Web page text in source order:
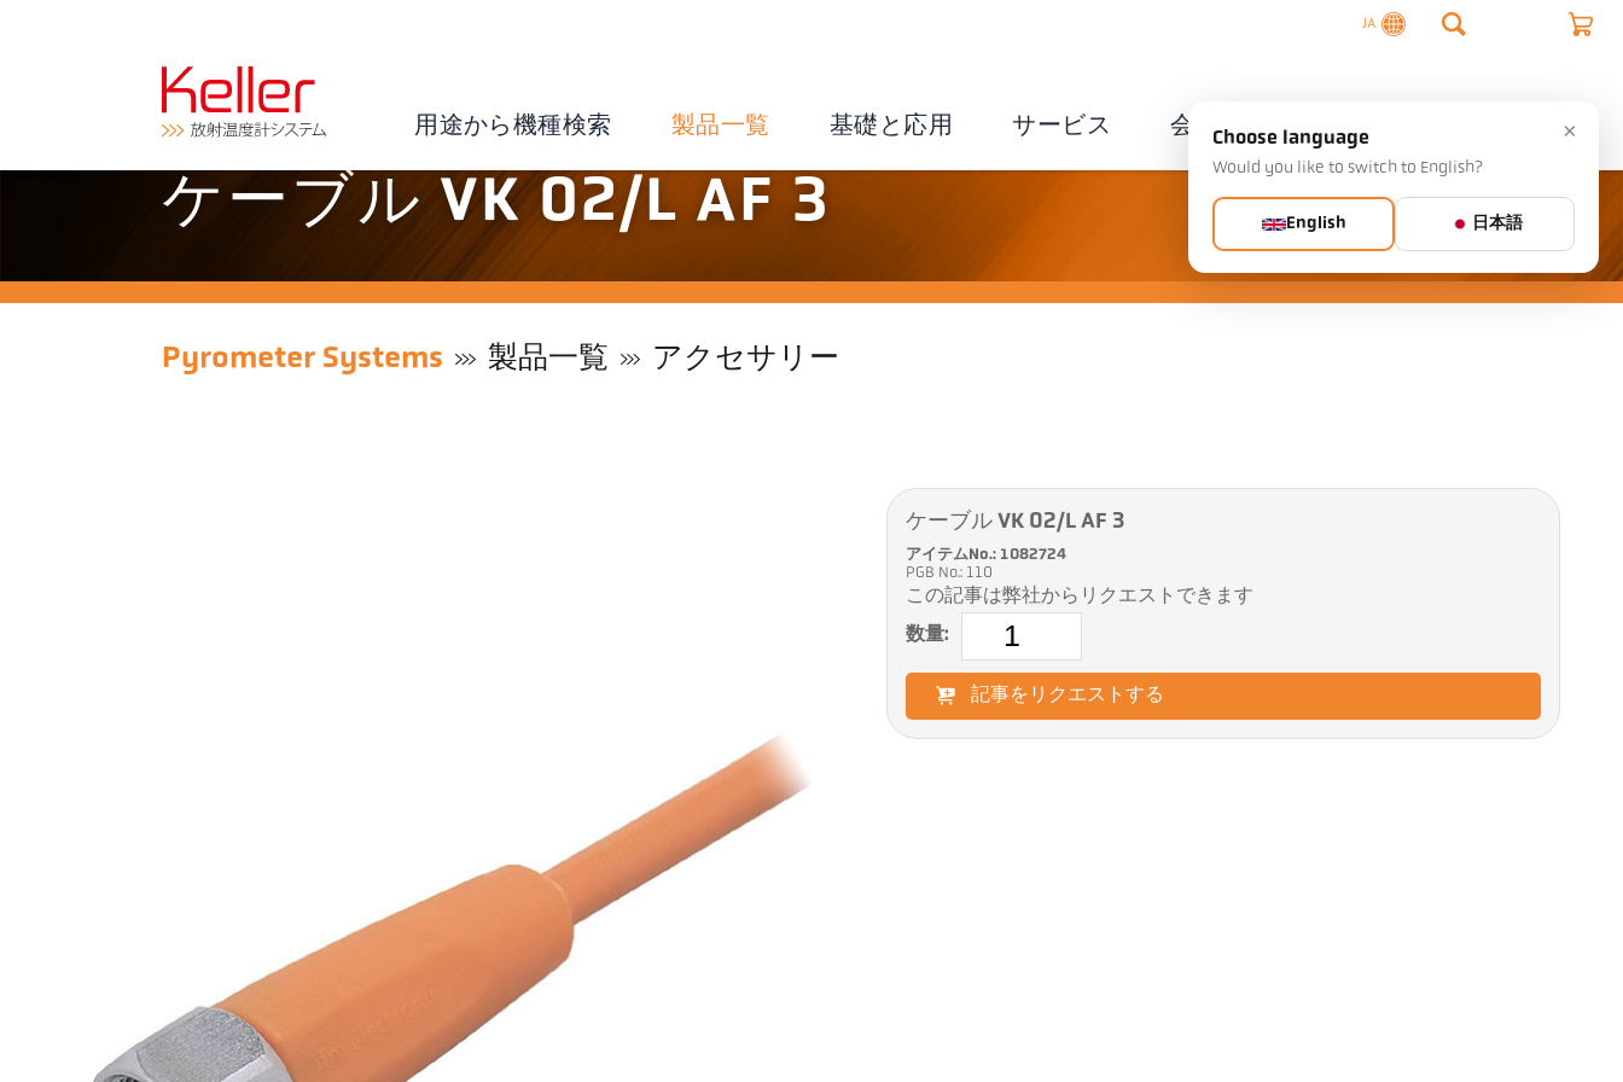
JA
用途から機種検索 製品一覧 基礎と応用 サービス 会社概要
ケーブル VK 02/L AF 3
Pyrometer Systems 製品一覧 アクセサリー
ケーブル VK 02/L AF 3
アイテムNo.: 1082724
PGB No.: 110
この記事は弊社からリクエストできます
数量:
記事をリクエストする
×
Choose language
Would you like to switch to English?
English 日本語